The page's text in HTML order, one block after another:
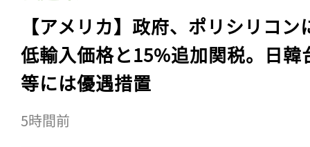
【アメリカ】政府、ポリシリコン
低輸入価格と15%追加関税。日韓
等には優遇措置
5時間前